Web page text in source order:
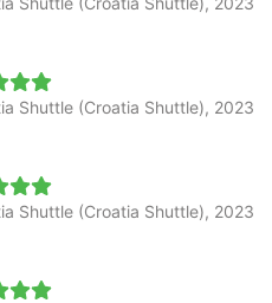
Shuttle (Croatia Shuttle), 2023
Shuttle (Croatia Shuttle), 2023